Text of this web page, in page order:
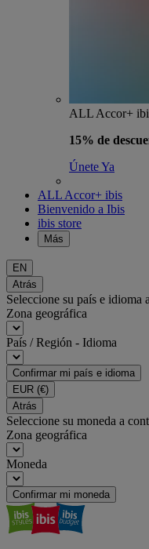
ALL Accor+
15% de
Únete Ya
ALL Accor+ ibis
Bienvenido a Ibis
ibis store
Más
EN
Atrás
Seleccione su país e idioma
Zona geográfica
País / Región - Idioma
Confirmar mi país e idioma
EUR (€)
Atrás
Seleccione su moneda a
Zona geográfica
Moneda
Confirmar mi moneda